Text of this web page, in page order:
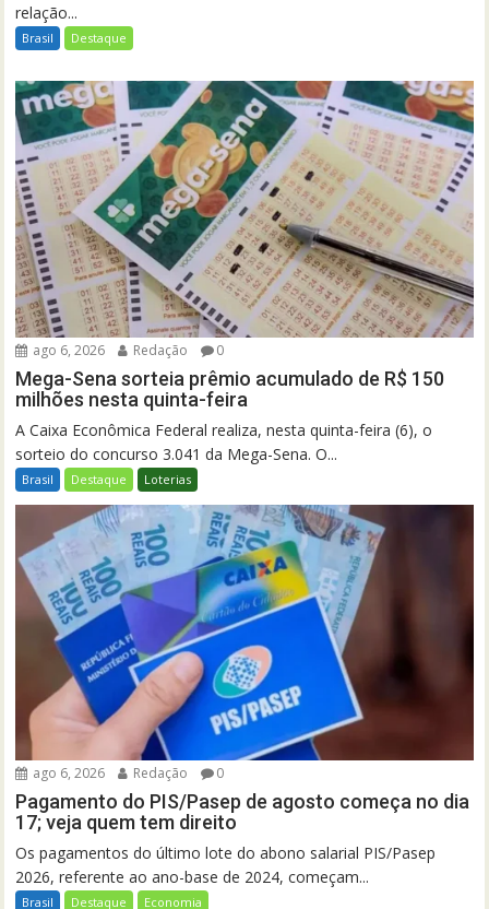
relação...
Brasil Destaque
ago 6, 2026 Redação 0
Mega-Sena sorteia prêmio acumulado de R$ 150
milhões nesta quinta-feira
A Caixa Econômica Federal realiza, nesta quinta-feira (6), o
sorteio do concurso 3.041 da Mega-Sena. O...
Brasil Destaque Loterias
ago 6, 2026 Redação 0
Pagamento do PIS/Pasep de agosto começa no dia
17; veja quem tem direito
Os pagamentos do último lote do abono salarial PIS/Pasep
2026, referente ao ano-base de 2024, começam...
Brasil Destaque Economia